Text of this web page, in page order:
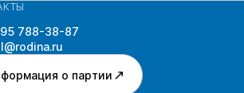
788-38-87
о партии